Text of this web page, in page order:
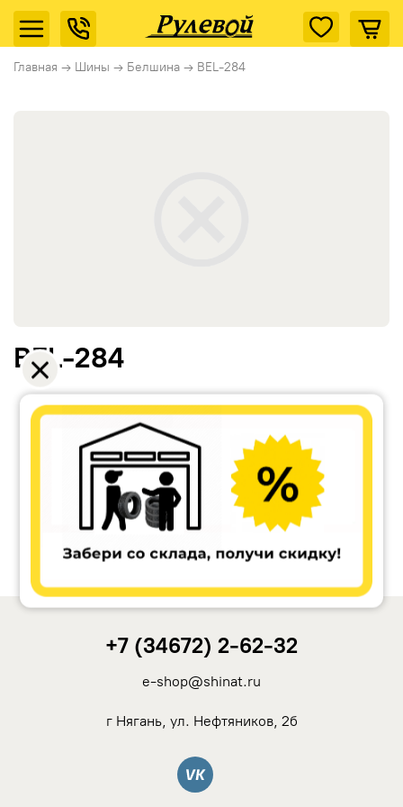
Главная → Шины → Белшина → BEL-284
Ikon Tyres (Nokian Tyres)
Rotalla
BEL-284
+7 (34672) 2-62-32
e-shop@shinat.ru
г Нягань, ул. Нефтяников, 2б
Вконтакте